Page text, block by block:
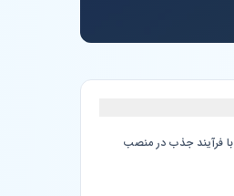
فرآیند جذب در منصب